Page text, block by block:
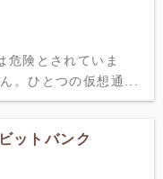
危険とされていま
。ひとつの仮想通...
ットバンク